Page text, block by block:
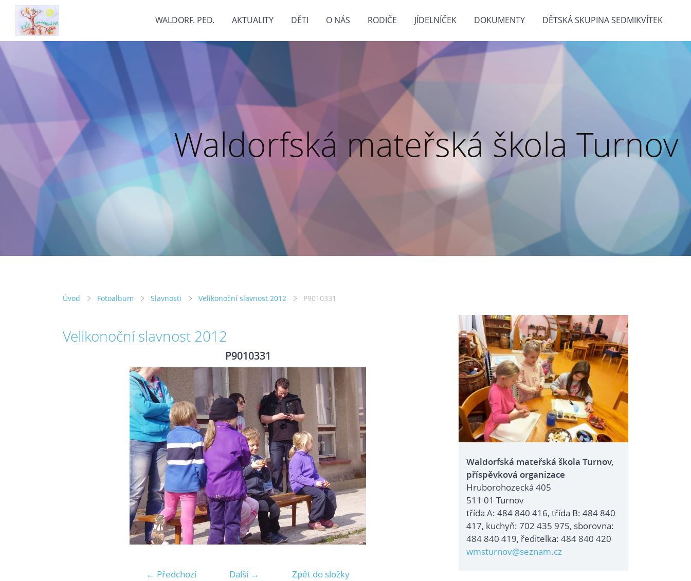
WALDORF. PED. AKTUALITY DĚTI O NÁS RODIČE JÍDELNÍČEK DOKUMENTY DĚTSKÁ SKUPINA SEDMIKVÍTEK
Waldorfská mateřská škola Turnov
Úvod Fotoalbum Slavnosti Velikonoční slavnost 2012 P9010331
Velikonoční slavnost 2012
P9010331
← Předchozí Další → Zpět do složky
Waldorfská mateřská škola Turnov,
příspěvková organizace
Hruborohozecká 405
511 01 Turnov
třída A: 484 840 416, třída B: 484 840
417, kuchyň: 702 435 975, sborovna:
484 840 419, ředitelka: 484 840 420
wmsturnov@seznam.cz